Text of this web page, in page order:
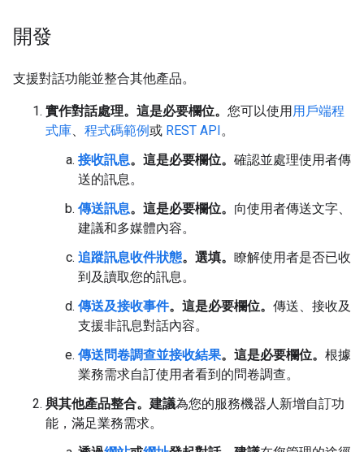
開發
支援對話功能並整合其他產品。
實作對話處理。這是必要欄位。 您可以使用用戶端程
式庫、 程式碼範例或 REST API。
接收訊息。這是必要欄位。 確認並處理使用者傳
送的訊息。
傳送訊息。這是必要欄位。 向使用者傳送文字、
建議和多媒體內容。
追蹤訊息收件狀態。選填。 瞭解使用者是否已收
到及讀取您的訊息。
傳送及接收事件。這是必要欄位。 傳送、接收及
支援非訊息對話內容。
傳送問卷調查並接收結果。這是必要欄位。 根據
業務需求自訂使用者看到的問卷調查。
與其他產品整合。建議為您的服務機器人新增自訂功
能，滿足業務需求。